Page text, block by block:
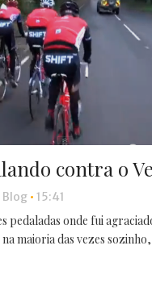
contra o
Blog • 15:41
pedaladas onde fui
maioria das vezes